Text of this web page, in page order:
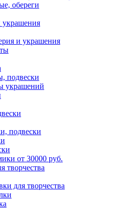
обереги
украшения
и украшения
подвески
украшений
подвески
от 30000 руб.
творчества
для творчества